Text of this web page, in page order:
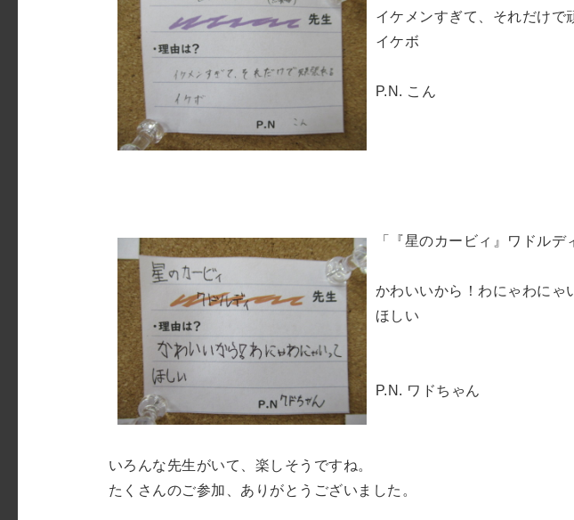
イケメンすぎて、それだけで
イケボ
P.N. こん
「『星のカービィ』ワドルデ
かわいいから！わにゃわにゃ
ほしい
P.N. ワドちゃん
いろんな先生がいて、楽しそうですね。
たくさんのご参加、ありがとうございました。